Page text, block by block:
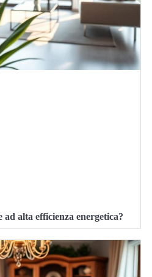
alta efficienza energetica?